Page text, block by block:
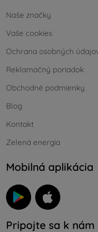
Naše značky
Vaše cookies
Ochrana osobných
Reklamačný poriadok
Obchodné podmienky
Blog
Kontakt
Zelená energia
Mobilná aplikácia
Pripojte sa k nám